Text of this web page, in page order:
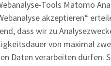
Tools Matomo
akzeptieren“
dass wir zu
von maximal
Daten verarbeiten dürfen.
und für ein
nur wenige